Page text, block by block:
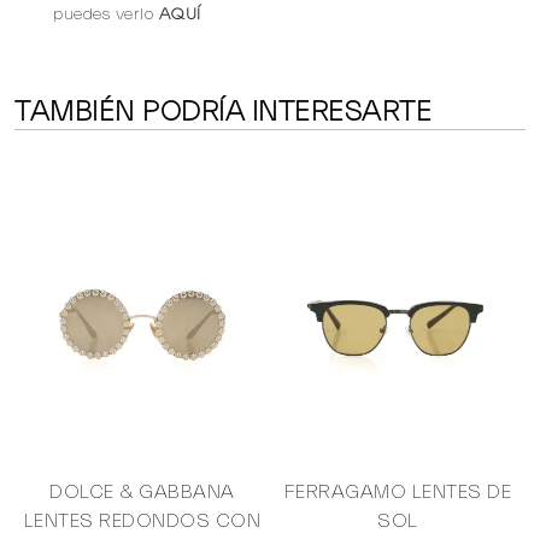
puedes verlo AQUÍ
TAMBIÉN PODRÍA INTERESARTE
DOLCE & GABBANA
LENTES REDONDOS CON
FERRAGAMO LENTES DE
SOL